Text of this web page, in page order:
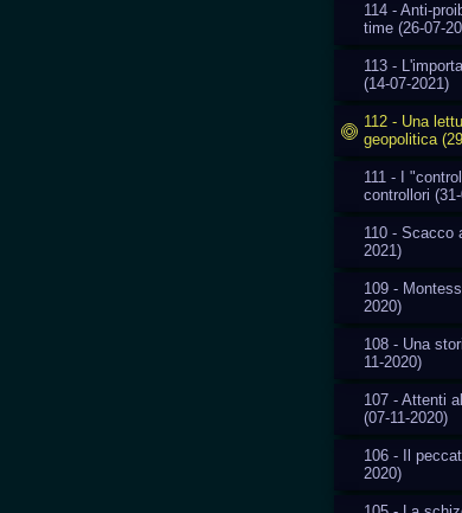
114 - Anti-
time (26-07-
113 -
(14-07-2021)
112 - Una
geopolitica
111 - I
controllori
110 - Scacco
2021)
109 -
2020)
108 - Una
11-2020)
107 - Attenti
(07-11-2020)
106 - Il
2020)